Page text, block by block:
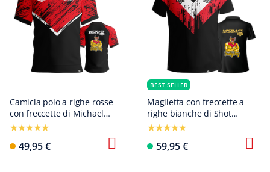
Camicia polo a righe rosse
con freccette di Michael
Smith
49,95 €
BEST SELLER
Maglietta con freccette a
righe bianche di Shot
Michael Smith
59,95 €